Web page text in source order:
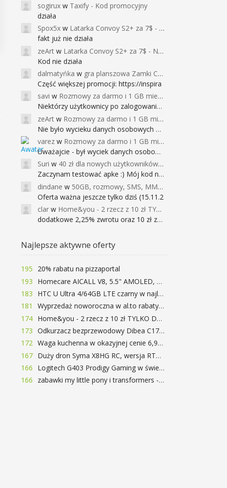
sogirux w Taxify - Kod promocyjny
działa
Spox5x w Latarka Convoy S2+ za 7$ - Najniższa cena od 2017r
fakt już nie działa
zeArt w Latarka Convoy S2+ za 7$ - Najniższa cena od 2017r
Kod nie działa
dalmatyńka w gra planszowa Zamki Caladale za 39zł
Część większej promocji: https://inspira
savi w Rozmowy za darmo i 1 GB miesięcznie
Niektórzy użytkownicy po zalogowaniu do
zeArt w Rozmowy za darmo i 1 GB miesięcznie
Nie było wycieku danych osobowych a nieo
varez w Rozmowy za darmo i 1 GB miesięcznie
Uważajcie - był wyciek danych osobowych
Suri w 40 zł dla nowych użytkowników Google Pay (dawniej Android Pay)
Zaczynam testować apke :) Mój kod na 40
dindane w 50GB, rozmowy, SMS, MMS bez limitu przez 6 miesięcy za darmo za przeniesienie numeru do Play NEXT
Oferta ważna jeszcze tylko dziś (15.11.2
clar w Home&you - 2 rzecz z 10 zł TYLKO DZISIAJ
dodatkowe 2,25% zwrotu oraz 10 zł za r
Najlepsze aktywne oferty
195
20% rabatu na pizzaportal
193
Homecare AICALL V8, 5.5" AMOLED, 4/128GB, Snapdragon 652, LTE, QC3.0, 3400mAh za 416zł
183
HTC U Ultra 4/64GB LTE czarny w najlepszej cenie na rynku 799 zł!!!
181
Wyprzedaż noworoczna w al.to rabaty do 72%
174
Home&you - 2 rzecz z 10 zł TYLKO DZISIAJ
173
Odkurzacz bezprzewodowy Dibea C17 za 77.99$ (~290zł)
172
Waga kuchenna w okazyjnej cenie 6,99$
167
Duży dron Syma X8HG RC, wersja RTF, kamera 8MP za 62$ (~233zł) - TomTop
166
Logitech G403 Prodigy Gaming w świetnej cenie 169 zł
166
zabawki my little pony i transformers -50%!